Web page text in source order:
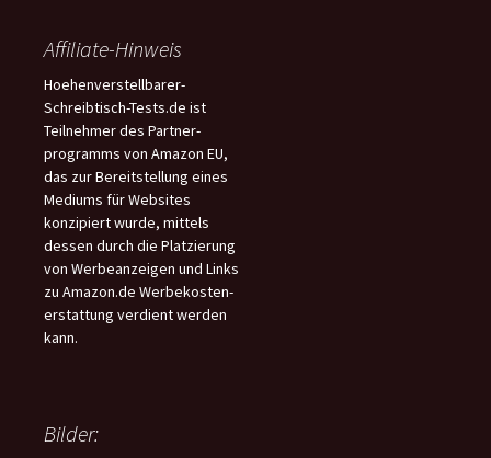
Affiliate-Hinweis
Hoehenverstellbarer-
Schreibtisch-Tests.de ist
Teilnehmer des Partner-
programms von Amazon EU,
das zur Bereitstellung eines
Mediums für Websites
konzipiert wurde, mittels
dessen durch die Platzierung
von Werbeanzeigen und Links
zu Amazon.de Werbekosten-
erstattung verdient werden
kann.
Bilder: